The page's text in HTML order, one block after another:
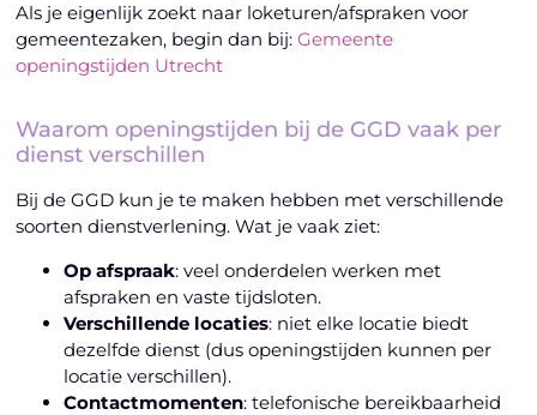
Als je eigenlijk zoekt naar loketuren/afspraken voor
gemeentezaken, begin dan bij:Gemeente
openingstijden Utrecht
Waarom openingstijden bij de GGD vaak per
dienst verschillen
Bij de GGD kun je te maken hebben met verschillende
soorten dienstverlening. Wat je vaak ziet:
Op afspraak: veel onderdelen werken met
afspraken en vaste tijdsloten.
Verschillende locaties: niet elke locatie biedt
dezelfde dienst (dus openingstijden kunnen per
locatie verschillen).
Contactmomenten: telefonische bereikbaarheid